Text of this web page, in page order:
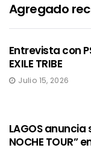
Agregado
Entrevista con
EXILE TRIBE
Julio 15, 2026
LAGOS anuncia
NOCHE TOUR”